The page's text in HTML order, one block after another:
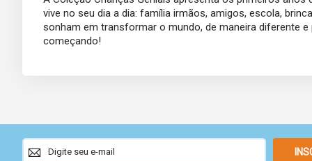
vive no seu dia a dia: família irmãos, amigos, escola,
sonham em transformar o mundo, de maneira diferente
começando!
Sign
Up